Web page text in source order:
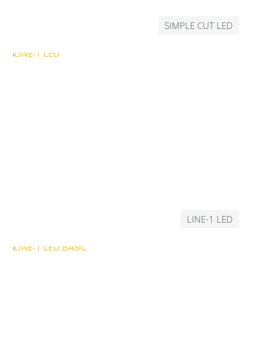
SIMPLE CUT LED
LINE-1 LED